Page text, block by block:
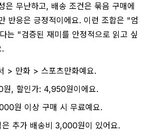
은 무난하고, 배송 조건은 묶음 구매에
반응은 긍정적이에요. 이런 조합은 "엄
는 "검증된 재미를 안정적으로 읽고 싶
> 만화 > 스포츠만화예요.
원, 할인가: 4,950원이에요.
원 이상 구매 시 무료예요.
은 추가 배송비 3,000원이 있어요.